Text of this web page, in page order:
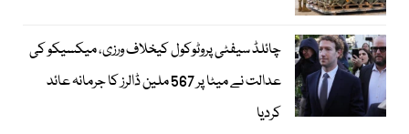
چائلڈ سیفٹی پروٹوکول کیخلاف ورزی، میکسیکو کی
عدالت نے میٹا پر 567 ملین ڈالرز کا جرمانہ عائد
کردیا